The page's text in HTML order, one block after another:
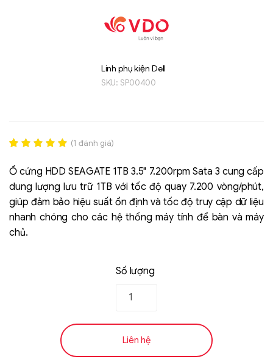
Linh phụ kiện Dell
SKU:SP00400
out of 5
based on
đánh giá
(1 đánh giá)
Ổ cứng HDD SEAGATE 1TB 3.5" 7.200rpm Sata 3 cung cấp
dung lượng lưu trữ 1TB với tốc độ quay 7.200 vòng/phút,
giúp đảm bảo hiệu suất ổn định và tốc độ truy cập dữ liệu
nhanh chóng cho các hệ thống máy tính để bàn và máy
chủ.
Số lượng
Liên hệ